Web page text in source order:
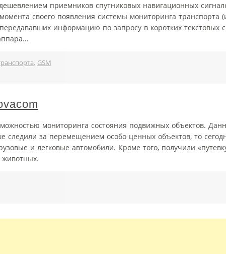
приемников спутниковых навигационных
своего появления системы мониторинга транспорта
информацию по запросу в коротких
, GSM
мониторинга состояния подвижных объектов.
за перемещением особо ценных объектов, то
и легковые автомобили. Кроме того, получили